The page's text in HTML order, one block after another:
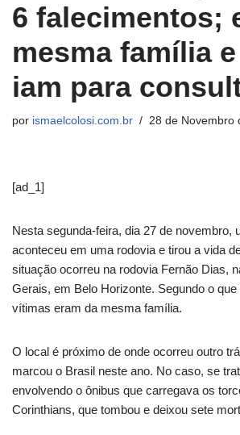
6 falecimentos;
mesma família
iam para
por ismaelcolosi.com.br 28 de Novembro
[ad_1]
Nesta segunda-feira, dia 27 de novembro,
aconteceu em uma rodovia e tirou a vida
situação ocorreu na rodovia Fernão Dias,
Gerais, em Belo Horizonte. Segundo o
vítimas eram da mesma família.
O local é próximo de onde ocorreu outro
marcou o Brasil neste ano. No caso, se
envolvendo o ônibus que carregava os
Corinthians, que tombou e deixou sete